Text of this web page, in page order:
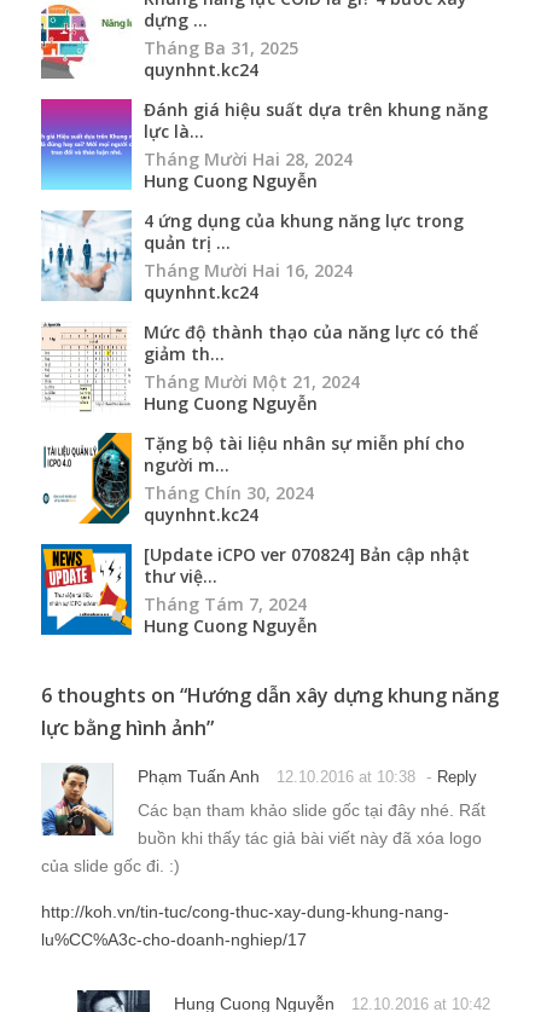
Tháng Mười Hai 28, 2024
Hung Cuong Nguyễn
4 ứng dụng của khung năng lực trong
Tháng Mười Hai 16, 2024
quynhnt.kc24
Mức độ thành thạo của năng lực có thể
Tháng Mười Một 21, 2024
Hung Cuong Nguyễn
Tặng bộ tài liệu nhân sự miễn phí cho
Tháng Chín 30, 2024
quynhnt.kc24
[Update iCPO ver 070824] Bản cập nhật
Tháng Tám 7, 2024
Hung Cuong Nguyễn
6 thoughts on “Hướng dẫn xây dựng khung năng
lực bằng hình ảnh”
Phạm Tuấn Anh 12.10.2016 at 10:38
buồn khi thấy tác giả bài viết này đã xóa logo
của slide gốc đi. :)
http://koh.vn/tin-tuc/cong-thuc-xay-dung-khung-nang-
lu%CC%A3c-cho-doanh-nghiep/17
Hung Cuong Nguyễn
: ) Cuối cùng tác giả cũng tự lên tiếng.
Trước khi đó, vui lòng hãy xóa các bức ảnh mà tác giả
theo cái mình đã nghiên cứu. Mình không để nguồn để